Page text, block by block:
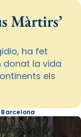
Màrtirs’
ha fet
donat la vida
els